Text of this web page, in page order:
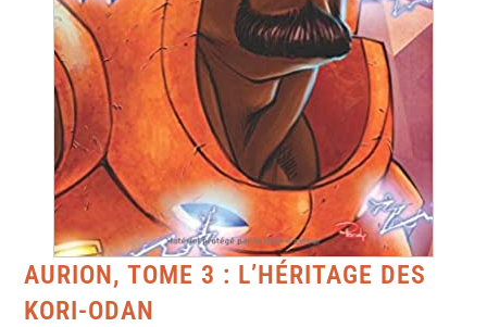
AURION, TOME 3 : L’HÉRITAGE DES
KORI-ODAN